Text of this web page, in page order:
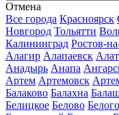
Отмена
Все города Красноярск
Новгород Тольятти
Калининград Ростов-
Алагир Алапаевск
Анадырь Анапа
Артем Артемовск
Балаково Балахна
Белицкое Белово